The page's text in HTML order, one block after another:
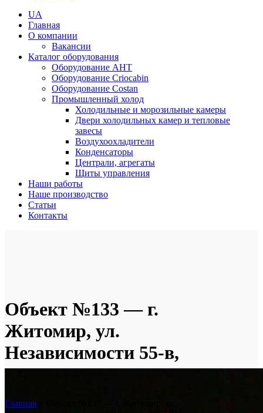
UA
Главная
О компании
Вакансии
Каталог оборудования
Оборудование AHT
Оборудование Criocabin
Оборудование Costan
Промышленный холод
Холодильные и морозильные камеры
Двери холодильных камер и тепловые
завесы
Воздухоохладители
Конденсаторы
Централи, агрегаты
Щиты управления
Наши работы
Наше производство
Статьи
Контакты
Объект №133 — г.
Житомир, ул.
Независимости 55-в,
супермаркет «METRO»
Главная